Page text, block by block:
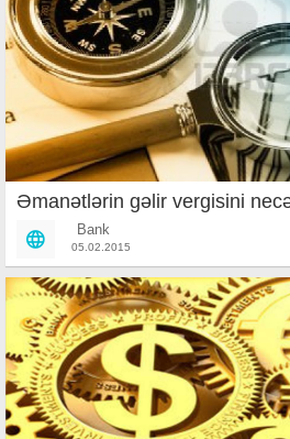
Əmanətlərin gəlir vergisini
Bank
05.02.2015